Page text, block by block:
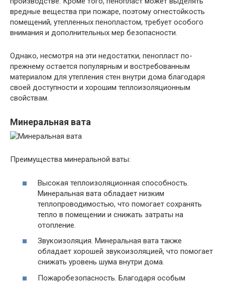
вредные вещества при пожаре, поэтому огнестойкость
помещений, утепленных пенопластом, требует особого
внимания и дополнительных мер безопасности.
Однако, несмотря на эти недостатки, пенопласт по-
прежнему остается популярным и востребованным
материалом для утепления стен внутри дома благодаря
своей доступности и хорошим теплоизоляционным
свойствам.
Минеральная вата
Преимущества минеральной ваты:
Высокая теплоизоляционная способность.
Минеральная вата обладает низким
теплопроводимостью, что помогает сохранять
тепло в помещении и снижать затраты на
отопление.
Звукоизоляция. Минеральная вата также
обладает хорошей звукоизоляцией, что помогает
снижать уровень шума внутри дома.
Пожаробезопасность. Благодаря особым